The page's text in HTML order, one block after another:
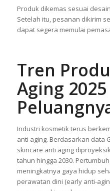
Produk dikemas sesuai
Setelah itu, pesanan dikirim
dapat segera memulai
Tren
Aging
Industri kosmetik terus
anti aging. Berdasarkan data
skincare anti aging
tahun hingga 2030.
meningkatnya gaya hidup
perawatan dini (early anti-